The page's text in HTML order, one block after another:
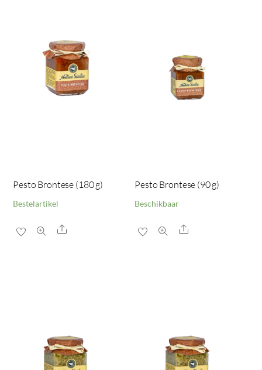
Pesto Brontese (180 g)
Bestelartikel
Share
Pesto Brontese (90 g)
Beschikbaar
Share